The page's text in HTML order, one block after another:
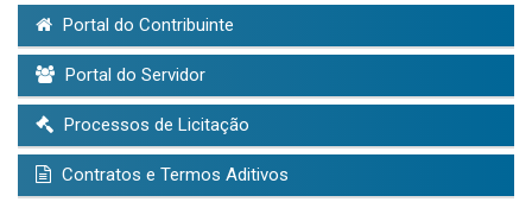
Portal do Contribuinte
Portal do Servidor
Processos de Licitação
Contratos e Termos Aditivos